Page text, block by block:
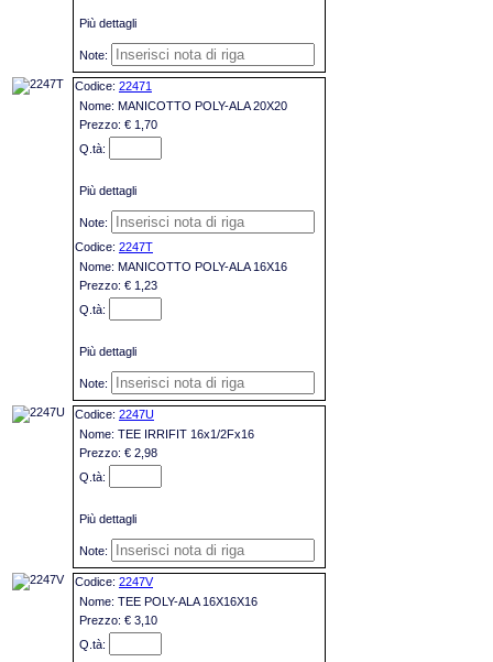
Più dettagli
22471
MANICOTTO POLY-ALA 20X20
€ 1,70
Più dettagli
2247T
MANICOTTO POLY-ALA 16X16
€ 1,23
Più dettagli
2247U
TEE IRRIFIT 16x1/2Fx16
€ 2,98
Più dettagli
2247V
TEE POLY-ALA 16X16X16
€ 3,10